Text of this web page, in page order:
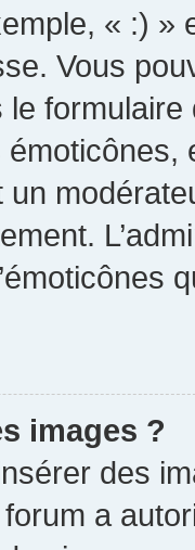
« :) »
Vous
le
images ?
des
a